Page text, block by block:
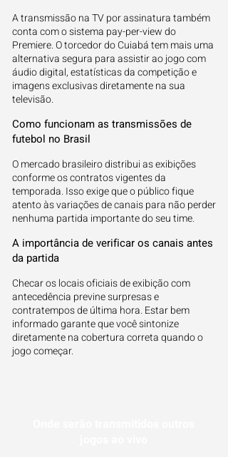
A transmissão na TV por assinatura também
conta com o sistema pay-per-view do
Premiere. O torcedor do Cuiabá tem mais uma
alternativa segura para assistir ao jogo com
áudio digital, estatísticas da competição e
imagens exclusivas diretamente na sua
televisão.
Como funcionam as transmissões de
futebol no Brasil
O mercado brasileiro distribui as exibições
conforme os contratos vigentes da
temporada. Isso exige que o público fique
atento às variações de canais para não perder
nenhuma partida importante do seu time.
A importância de verificar os canais antes
da partida
Checar os locais oficiais de exibição com
antecedência previne surpresas e
contratempos de última hora. Estar bem
informado garante que você sintonize
diretamente na cobertura correta quando o
jogo começar.